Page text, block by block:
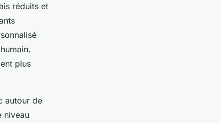
réduits et
plus
autour de
niveau